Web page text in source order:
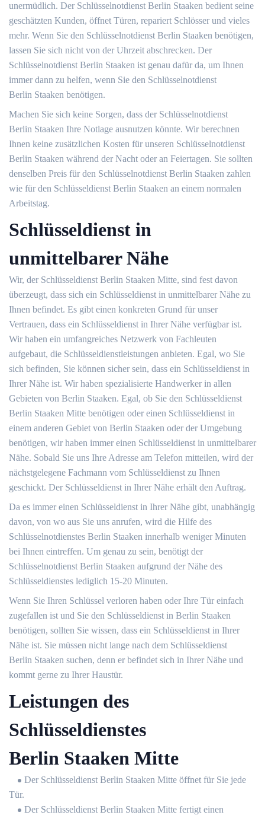
unermüdlich. Der Schlüsselnotdienst Berlin Staaken bedient seine
geschätzten Kunden, öffnet Türen, repariert Schlösser und vieles
mehr. Wenn Sie den Schlüsselnotdienst Berlin Staaken benötigen,
lassen Sie sich nicht von der Uhrzeit abschrecken. Der
Schlüsselnotdienst Berlin Staaken ist genau dafür da, um Ihnen
immer dann zu helfen, wenn Sie den Schlüsselnotdienst
Berlin Staaken benötigen.
Machen Sie sich keine Sorgen, dass der Schlüsselnotdienst
Berlin Staaken Ihre Notlage ausnutzen könnte. Wir berechnen
Ihnen keine zusätzlichen Kosten für unseren Schlüsselnotdienst
Berlin Staaken während der Nacht oder an Feiertagen. Sie sollten
denselben Preis für den Schlüsselnotdienst Berlin Staaken zahlen
wie für den Schlüsseldienst Berlin Staaken an einem normalen
Arbeitstag.
Schlüsseldienst in
unmittelbarer Nähe
Wir, der Schlüsseldienst Berlin Staaken Mitte, sind fest davon
überzeugt, dass sich ein Schlüsseldienst in unmittelbarer Nähe zu
Ihnen befindet. Es gibt einen konkreten Grund für unser
Vertrauen, dass ein Schlüsseldienst in Ihrer Nähe verfügbar ist.
Wir haben ein umfangreiches Netzwerk von Fachleuten
aufgebaut, die Schlüsseldienstleistungen anbieten. Egal, wo Sie
sich befinden, Sie können sicher sein, dass ein Schlüsseldienst in
Ihrer Nähe ist. Wir haben spezialisierte Handwerker in allen
Gebieten von Berlin Staaken. Egal, ob Sie den Schlüsseldienst
Berlin Staaken Mitte benötigen oder einen Schlüsseldienst in
einem anderen Gebiet von Berlin Staaken oder der Umgebung
benötigen, wir haben immer einen Schlüsseldienst in unmittelbarer
Nähe. Sobald Sie uns Ihre Adresse am Telefon mitteilen, wird der
nächstgelegene Fachmann vom Schlüsseldienst zu Ihnen
geschickt. Der Schlüsseldienst in Ihrer Nähe erhält den Auftrag.
Da es immer einen Schlüsseldienst in Ihrer Nähe gibt, unabhängig
davon, von wo aus Sie uns anrufen, wird die Hilfe des
Schlüsselnotdienstes Berlin Staaken innerhalb weniger Minuten
bei Ihnen eintreffen. Um genau zu sein, benötigt der
Schlüsselnotdienst Berlin Staaken aufgrund der Nähe des
Schlüsseldienstes lediglich 15-20 Minuten.
Wenn Sie Ihren Schlüssel verloren haben oder Ihre Tür einfach
zugefallen ist und Sie den Schlüsseldienst in Berlin Staaken
benötigen, sollten Sie wissen, dass ein Schlüsseldienst in Ihrer
Nähe ist. Sie müssen nicht lange nach dem Schlüsseldienst
Berlin Staaken suchen, denn er befindet sich in Ihrer Nähe und
kommt gerne zu Ihrer Haustür.
Leistungen des
Schlüsseldienstes
Berlin Staaken Mitte
Der Schlüsseldienst Berlin Staaken Mitte öffnet für Sie jede
Tür.
Der Schlüsseldienst Berlin Staaken Mitte fertigt einen